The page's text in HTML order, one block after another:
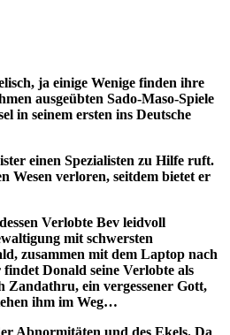
ja einige Wenige finden ihre
ausgeübten Sado-Maso-Spiele
in seinem ersten ins Deutsche
einen Spezialisten zu Hilfe ruft.
Wesen verloren, seitdem bietet er
Verlobte Bev leidvoll
mit schwersten
zusammen mit dem Laptop nach
Donald seine Verlobte als
Zandathru, ein vergessener Gott,
ihm im Weg…
Abnormitäten und des Ekels. Da